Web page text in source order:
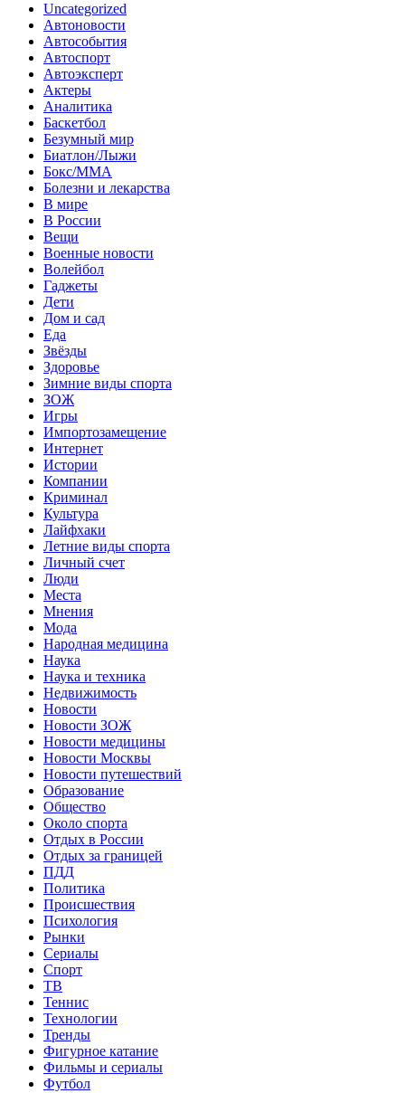
Uncategorized
Автоновости
Автособытия
Автоспорт
Автоэксперт
Актеры
Аналитика
Баскетбол
Безумный мир
Биатлон/Лыжи
Бокс/MMA
Болезни и лекарства
В мире
В России
Вещи
Военные новости
Волейбол
Гаджеты
Дети
Дом и сад
Еда
Звёзды
Здоровье
Зимние виды спорта
ЗОЖ
Игры
Импортозамещение
Интернет
Истории
Компании
Криминал
Культура
Лайфхаки
Летние виды спорта
Личный счет
Люди
Места
Мнения
Мода
Народная медицина
Наука
Наука и техника
Недвижимость
Новости
Новости ЗОЖ
Новости медицины
Новости Москвы
Новости путешествий
Образование
Общество
Около спорта
Отдых в России
Отдых за границей
ПДД
Политика
Происшествия
Психология
Рынки
Сериалы
Спорт
ТВ
Теннис
Технологии
Тренды
Фигурное катание
Фильмы и сериалы
Футбол